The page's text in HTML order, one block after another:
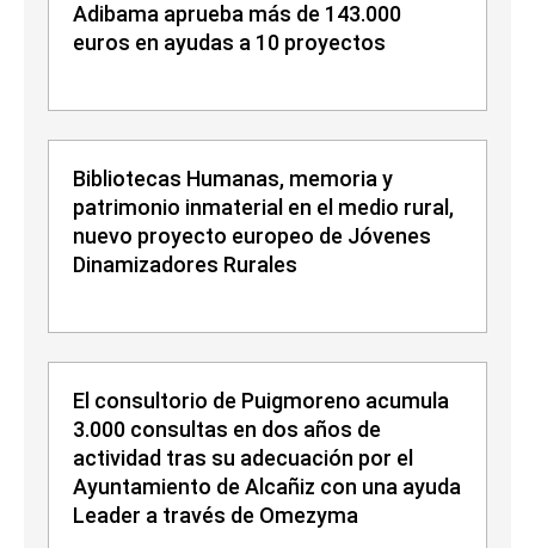
Adibama aprueba más de 143.000
euros en ayudas a 10 proyectos
Bibliotecas Humanas, memoria y
patrimonio inmaterial en el medio rural,
nuevo proyecto europeo de Jóvenes
Dinamizadores Rurales
El consultorio de Puigmoreno acumula
3.000 consultas en dos años de
actividad tras su adecuación por el
Ayuntamiento de Alcañiz con una ayuda
Leader a través de Omezyma